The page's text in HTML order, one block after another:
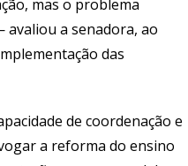
mas o problema
a senadora, ao
das
de coordenação e
a reforma do ensino